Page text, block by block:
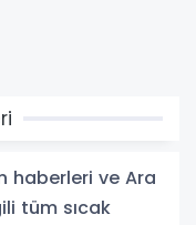
haberleri ve Ara
tüm sıcak